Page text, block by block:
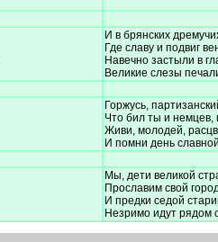
И в брянских
Где славу и подвиг
Навечно застыли в
Великие слезы
Горжусь,
Что бил ты и немцев,
Живи, молодей,
И помни день
Мы, дети великой
Прославим свой
И предки седой
Незримо идут рядом